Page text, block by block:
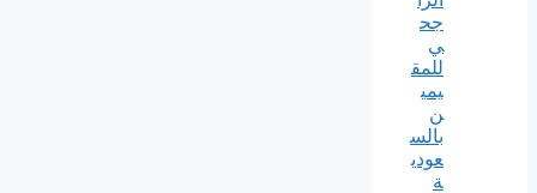
جح
ي
للمق
يمي
ن
بالس
عودي
ة